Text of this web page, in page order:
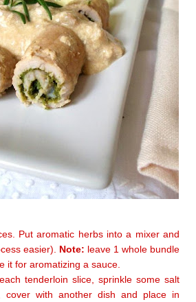
Put aromatic herbs into a mixer and
easier). Note: leave 1 whole bundle
it for aromatizing a sauce.
tenderloin slice, sprinkle some salt
with another dish and place in